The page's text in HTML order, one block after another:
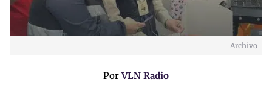
Archivo
PorVLN Radio